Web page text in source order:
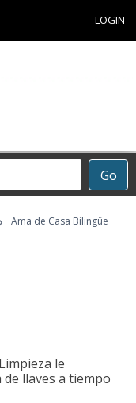
LOGIN
Go
Ama de Casa Bilingüe
le
llaves a tiempo